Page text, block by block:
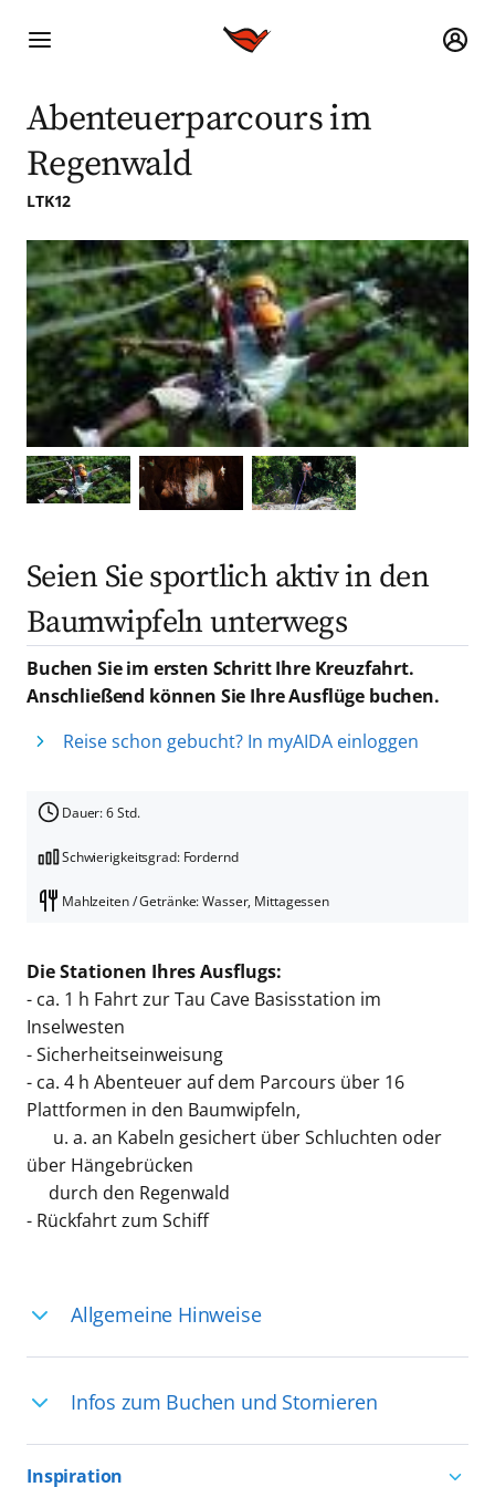
Abenteuerparcours im
Regenwald
LTK12
Seien Sie sportlich aktiv in den
Baumwipfeln unterwegs
Buchen Sie im ersten Schritt Ihre Kreuzfahrt.
Anschließend können Sie Ihre Ausflüge buchen.
Reise schon gebucht? In myAIDA einloggen
Dauer: 6 Std.
Schwierigkeitsgrad: Fordernd
Mahlzeiten / Getränke: Wasser, Mittagessen
Die Stationen Ihres Ausflugs:
- ca. 1 h Fahrt zur Tau Cave Basisstation im
Inselwesten
- Sicherheitseinweisung
- ca. 4 h Abenteuer auf dem Parcours über 16
Plattformen in den Baumwipfeln,
u. a. an Kabeln gesichert über Schluchten oder
über Hängebrücken
durch den Regenwald
- Rückfahrt zum Schiff
Allgemeine Hinweise
Deutschsprachige Reiseleiter:innen sind
in vielen Regionen verfügbar, aber in
einigen Ländern selten, sodass dort
Infos zum Buchen und Stornieren
Inspiration